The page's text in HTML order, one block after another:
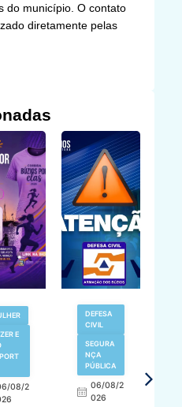
do município. O contato
diretamente pelas
E
08/2
DEFESA
CIVIL
SEGURA
NÇA
PÚBLICA
06/08/2
026